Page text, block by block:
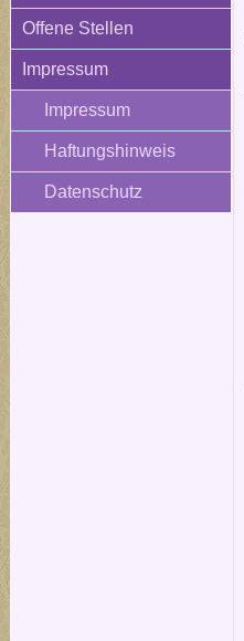
Offene Stellen
Impressum
Impressum
Haftungshinweis
Datenschutz